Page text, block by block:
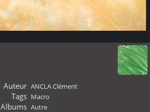
Auteur ANCLA Clément
Tags Macro
Albums Autre